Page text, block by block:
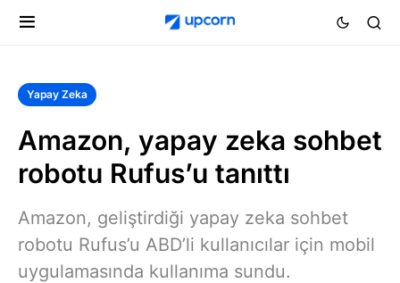
Yapay Zeka
Amazon, yapay zeka sohbet
robotu Rufus’u tanıttı
Amazon, geliştirdiği yapay zeka sohbet
robotu Rufus’u ABD’li kullanıcılar için mobil
uygulamasında kullanıma sundu.